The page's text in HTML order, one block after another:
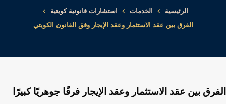
الرئيسية الخدمات
استشارات قانونية كويتية
الفرق بين عقد الاستثمار وعقد الإيجار وفق القانون الكويتي
الفرق بين عقد الاستثمار وعقد الإيجار فرقًا جوهريًا كبيرًا